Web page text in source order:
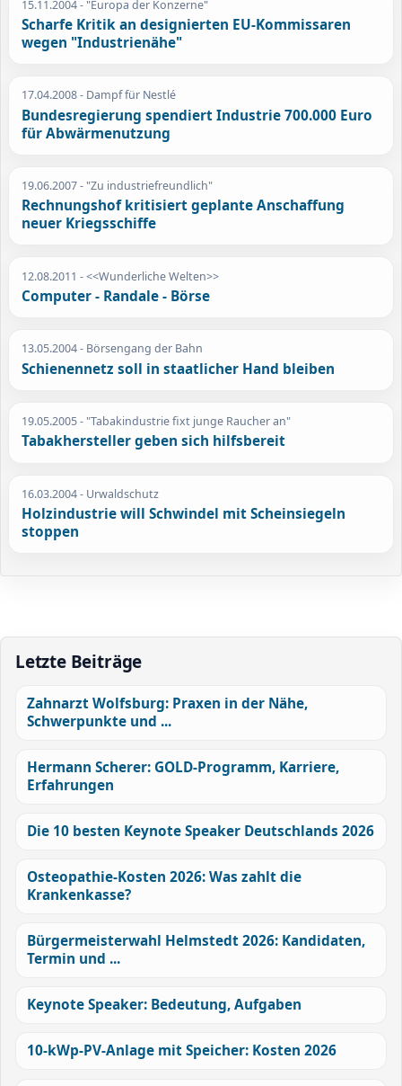
15.11.2004- "Europa der Konzerne"
Scharfe Kritik an designierten EU-Kommissaren
wegen "Industrienähe"
17.04.2008- Dampf für Nestlé
Bundesregierung spendiert Industrie 700.000 Euro
für Abwärmenutzung
19.06.2007- "Zu industriefreundlich"
Rechnungshof kritisiert geplante Anschaffung
neuer Kriegsschiffe
12.08.2011 - <<Wunderliche Welten>>
Computer - Randale - Börse
13.05.2004- Börsengang der Bahn
Schienennetz soll in staatlicher Hand bleiben
19.05.2005- "Tabakindustrie fixt junge Raucher an"
Tabakhersteller geben sich hilfsbereit
16.03.2004- Urwaldschutz
Holzindustrie will Schwindel mit Scheinsiegeln
stoppen
Letzte Beiträge
Zahnarzt Wolfsburg: Praxen in der Nähe,
Schwerpunkte und ...
Hermann Scherer: GOLD-Programm, Karriere,
Erfahrungen
Die 10 besten Keynote Speaker Deutschlands 2026
Osteopathie-Kosten 2026: Was zahlt die
Krankenkasse?
Bürgermeisterwahl Helmstedt 2026: Kandidaten,
Termin und ...
Keynote Speaker: Bedeutung, Aufgaben
10-kWp-PV-Anlage mit Speicher: Kosten 2026